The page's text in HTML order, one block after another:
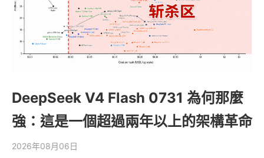
DeepSeek V4 Flash 0731 為何那麼
強：這是一個超過兩年以上的架構革命
2026年08月06日